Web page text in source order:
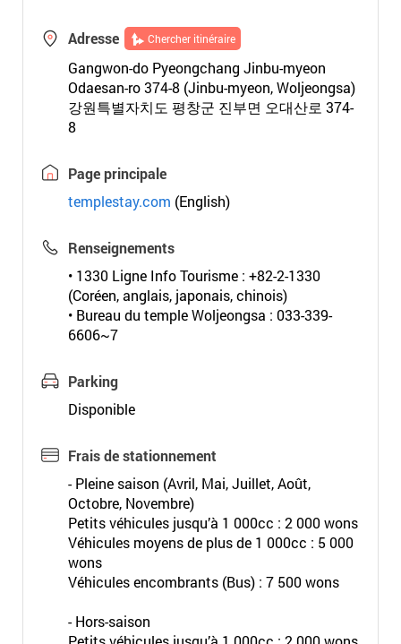
Adresse Chercher itinéraire
Gangwon-do Pyeongchang Jinbu-myeon
Odaesan-ro 374-8 (Jinbu-myeon, Woljeongsa)
강원특별자치도 평창군 진부면 오대산로 374-
8
Page principale
templestay.com (English)
Renseignements
• 1330 Ligne Info Tourisme : +82-2-1330
(Coréen, anglais, japonais, chinois)
• Bureau du temple Woljeongsa : 033-339-
6606~7
Parking
Disponible
Frais de stationnement
- Pleine saison (Avril, Mai, Juillet, Août,
Octobre, Novembre)
Petits véhicules jusqu’à 1 000cc : 2 000 wons
Véhicules moyens de plus de 1 000cc : 5 000
wons
Véhicules encombrants (Bus) : 7 500 wons
- Hors-saison